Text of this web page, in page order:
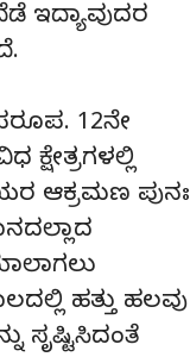
ಇದ್ಯಾವುದರ
12ನೇ
ಆಕ್ರಮಣ ಪುನಃ
ಹತ್ತು ಹಲವು
ಸೃಷ್ಟಿಸಿದಂತೆ